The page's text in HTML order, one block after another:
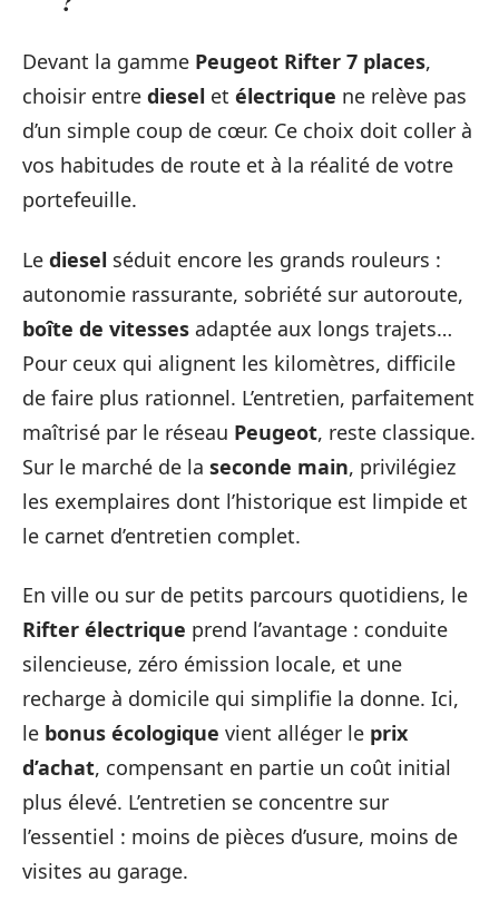
Devant la gamme Peugeot Rifter 7 places,
choisir entre diesel et électrique ne relève pas
d’un simple coup de cœur. Ce choix doit coller à
vos habitudes de route et à la réalité de votre
portefeuille.
Le diesel séduit encore les grands rouleurs :
autonomie rassurante, sobriété sur autoroute,
boîte de vitesses adaptée aux longs trajets…
Pour ceux qui alignent les kilomètres, difficile
de faire plus rationnel. L’entretien, parfaitement
maîtrisé par le réseau Peugeot, reste classique.
Sur le marché de la seconde main, privilégiez
les exemplaires dont l’historique est limpide et
le carnet d’entretien complet.
En ville ou sur de petits parcours quotidiens, le
Rifter électrique prend l’avantage : conduite
silencieuse, zéro émission locale, et une
recharge à domicile qui simplifie la donne. Ici,
le bonus écologique vient alléger le prix
d’achat, compensant en partie un coût initial
plus élevé. L’entretien se concentre sur
l’essentiel : moins de pièces d’usure, moins de
visites au garage.